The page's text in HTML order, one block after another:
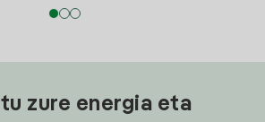
zure energia eta